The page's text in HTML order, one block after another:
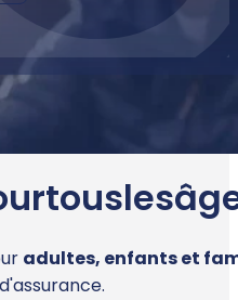
tousles
adultes, enfants et